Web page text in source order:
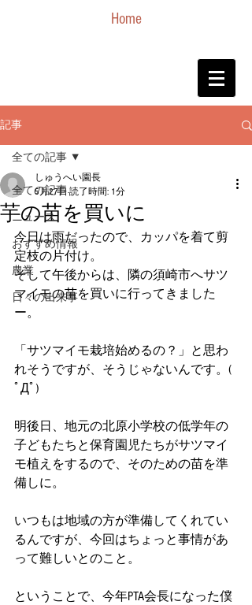
Home
記事
全ての記事
ニュース
おすすめ情報
農業
日々の出来事
全ての記事
芋の苗を買いに
しゅうへい園長
5月27日 読了時間: 1分
今日は雨だったので、カッパを着て剪
定枝の片付け。
そして午後からは、隣の須崎市へサツ
マイモの苗を買いに行ってきました
ー。
「サツマイモ栽培始めるの？」と思わ
れそうですが、そうじゃないんです。(
ﾟДﾟ)
明後日、地元の北原小学校の低学年の
子どもたちと保育園児たちがサツマイ
モ植えをするので、そのための苗を準
備しに。
いつもは地域の方が準備してくれてい
るんですが、今回はちょっと事情があ
って難しいとのこと。
ということで、今年PTA会長になった僕